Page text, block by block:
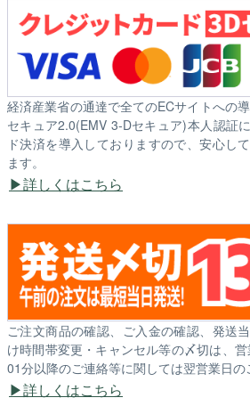
経済産業省の通達で全てのECサイトへの
セキュア2.0(EMV 3-Dセキュア)本人認証
ド決済を導入しておりますので、安心し
ます。
詳しくはこちら
ご注文商品の確認、ご入金の確認、発送
け時間帯変更・キャンセル等の〆切は、
01分以降のご連絡等に関しては翌営業日の
詳しくはこちら